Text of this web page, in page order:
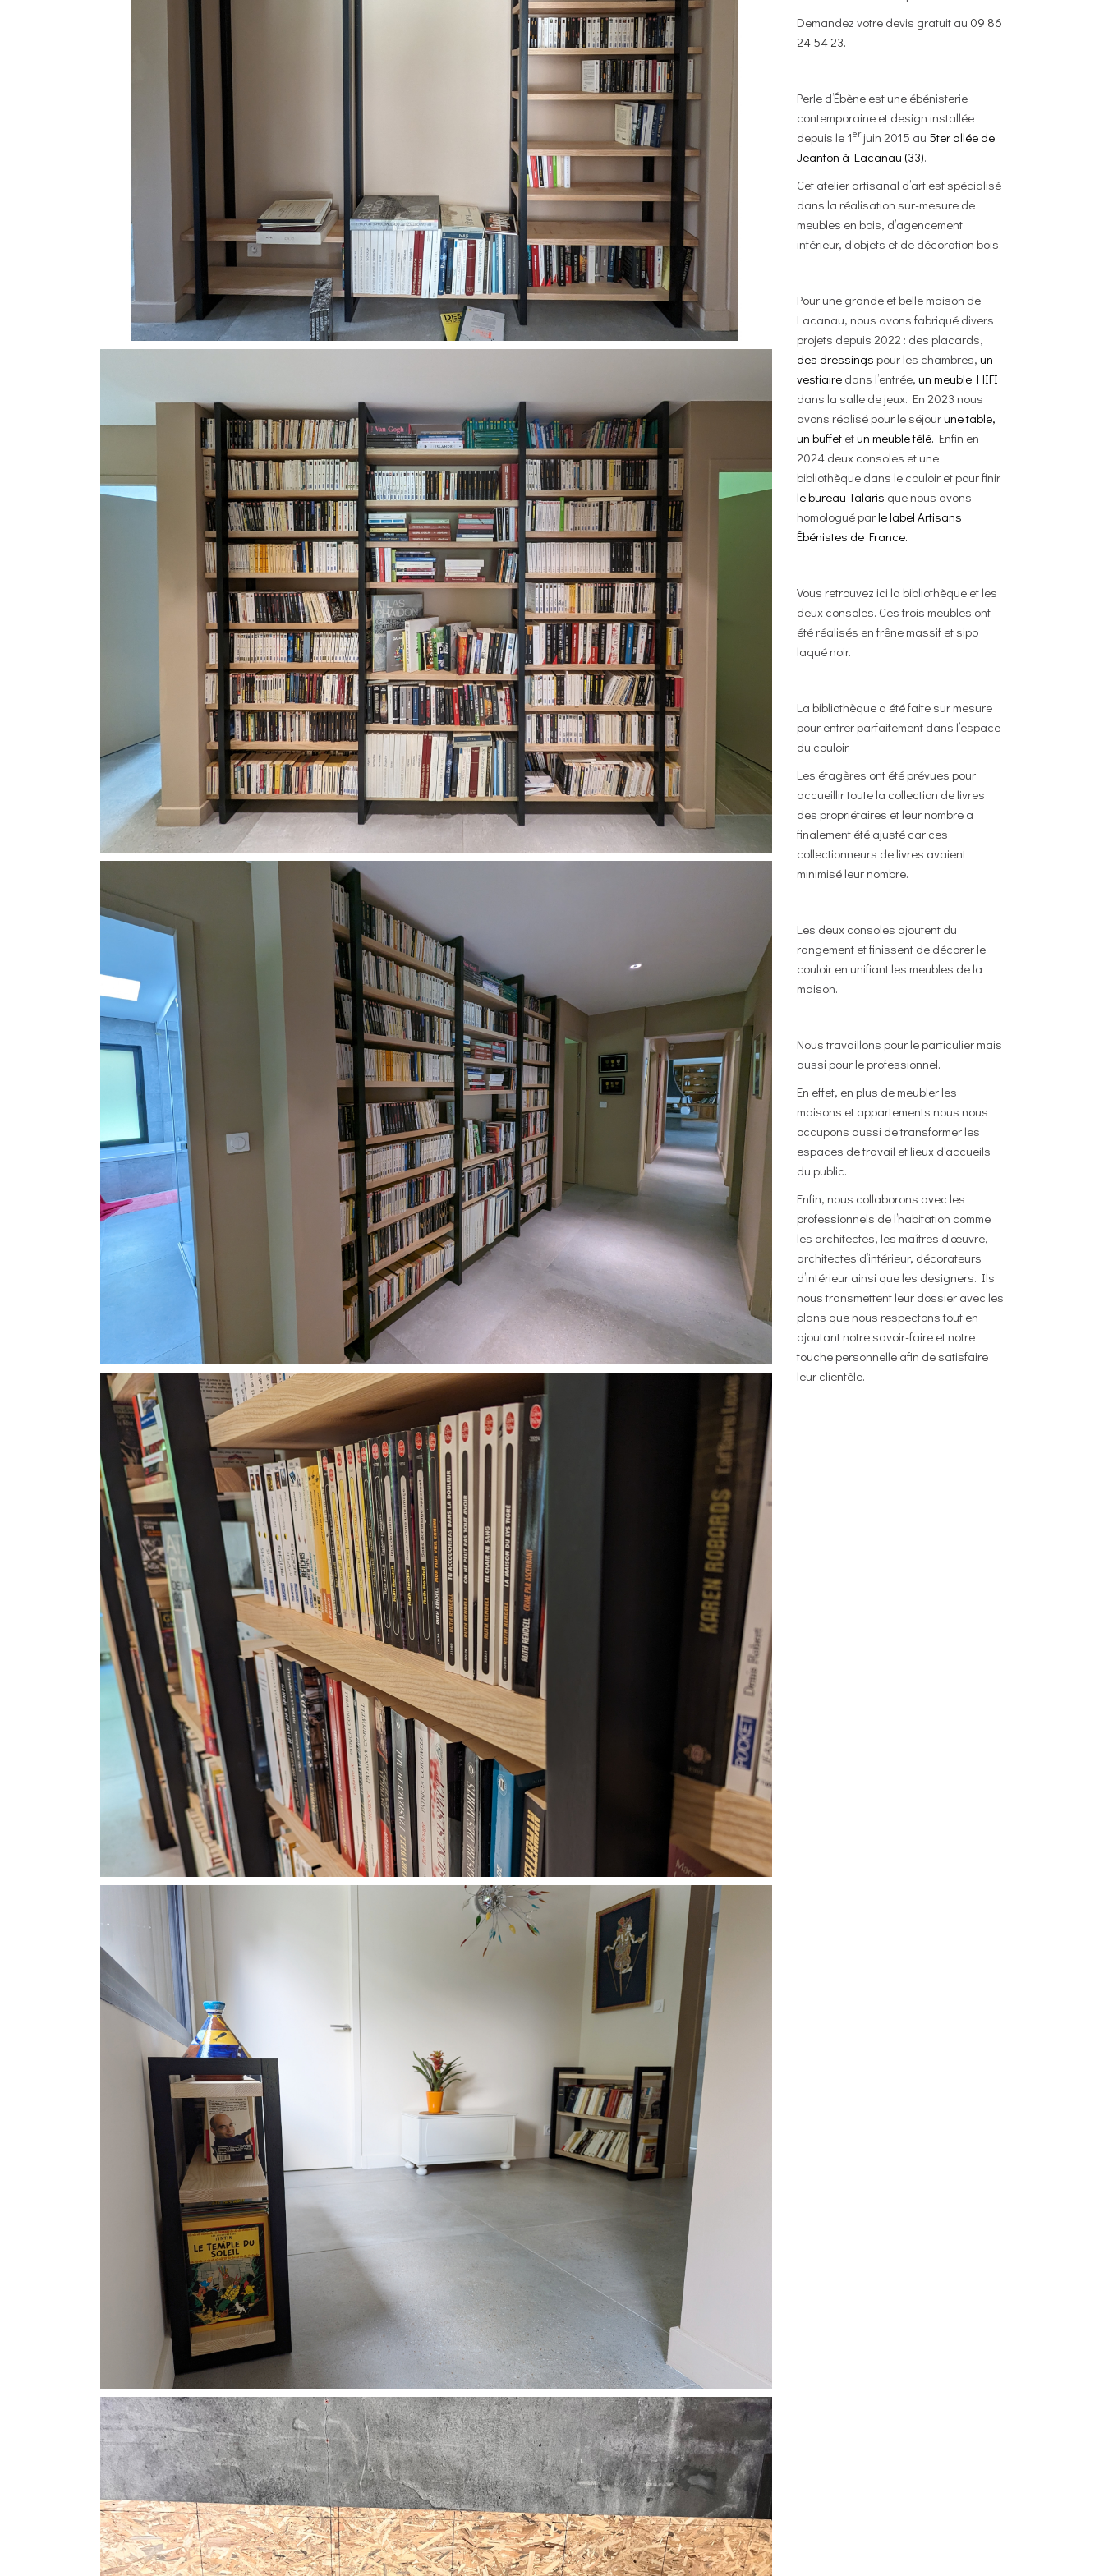
Salles de sport
Salons de coiffure /
Instituts de beauté
Demandez votre devis gratuit au 09 86
24 54 23.
Perle d’Ébène est une ébénisterie
contemporaine et design installée
depuis le 1erjuin 2015 au 5ter allée de
Jeanton à Lacanau (33).
Cet atelier artisanal d’art est spécialisé
dans la réalisation sur-mesure de
meubles en bois, d’agencement
intérieur, d’objets et de décoration bois.
Pour une grande et belle maison de
Lacanau, nous avons fabriqué divers
projets depuis 2022 : des placards,
des dressings pour les chambres, un
vestiairedans l’entrée, un meuble HIFI
dans la salle de jeux. En 2023 nous
avons réalisé pour le séjourune table,
un buffetetun meuble télé. Enfin en
2024 deux consoles et une
bibliothèque dans le couloir et pour finir
le bureau Talaris que nous avons
homologué parle label Artisans
Ébénistes de France.
Vous retrouvez ici la bibliothèque et les
deux consoles. Ces trois meubles ont
été réalisés en frêne massif et sipo
laqué noir.
La bibliothèque a été faite sur mesure
pour entrer parfaitement dans l’espace
du couloir.
Les étagères ont été prévues pour
accueillir toute la collection de livres
des propriétaires et leur nombre a
finalement été ajusté car ces
collectionneurs de livres avaient
minimisé leur nombre.
Les deux consoles ajoutent du
rangement et finissent de décorer le
couloir en unifiant les meubles de la
maison.
Nous travaillons pour le particulier mais
aussi pour le professionnel.
En effet, en plus de meubler les
maisons et appartements nous nous
occupons aussi de transformer les
espaces de travail et lieux d’accueils
du public.
Enfin, nous collaborons avec les
professionnels de l’habitation comme
les architectes, les maîtres d’œuvre,
architectes d’intérieur, décorateurs
d’intérieur ainsi que les designers. Ils
nous transmettent leur dossier avec les
plans que nous respectons tout en
ajoutant notre savoir-faire et notre
touche personnelle afin de satisfaire
leur clientèle.